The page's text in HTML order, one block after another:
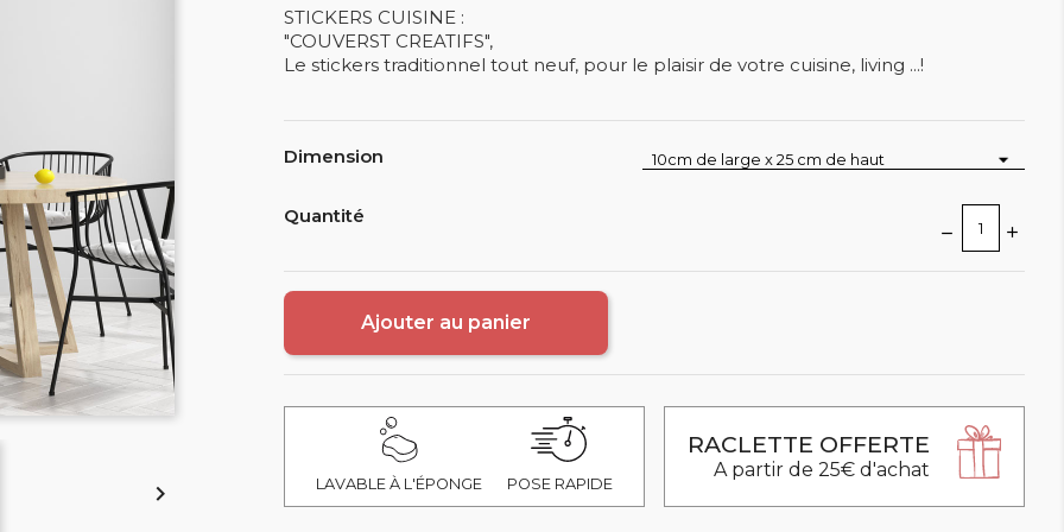

STICKERS CUISINE :
"COUVERST CREATIFS",
Le stickers traditionnel tout neuf, pour le plaisir de votre cuisine, living ...!
Dimension
Quantité
Ajouter au panier
LAVABLE À L'ÉPONGE POSE RAPIDE
RACLETTE OFFERTE
A partir de 25€ d'achat